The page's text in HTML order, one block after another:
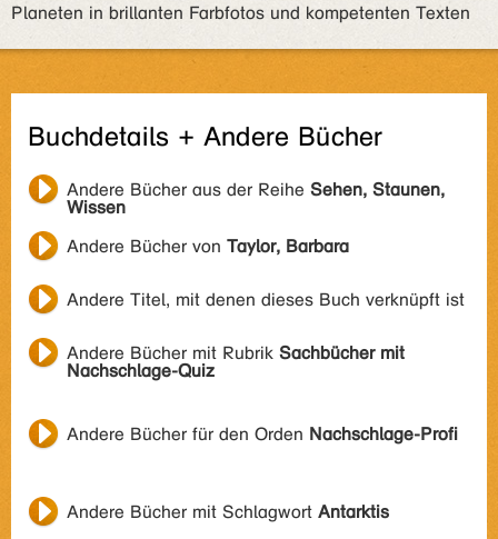
Planeten in brillanten Farbfotos und kompetenten Texten
Buchdetails + Andere Bücher
Andere Bücher aus der Reihe Sehen, Staunen,
Wissen
Andere Bücher von Taylor, Barbara
Andere Titel, mit denen dieses Buch verknüpft ist
Andere Bücher mit Rubrik Sachbücher mit
Nachschlage-Quiz
Andere Bücher für den Orden Nachschlage-Profi
Andere Bücher mit Schlagwort Antarktis